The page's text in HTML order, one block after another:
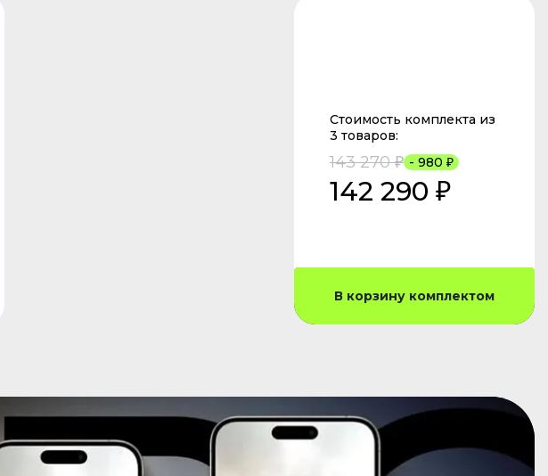
Стоимость комплекта из
3 товаров:
143 270 ₽ - 980 ₽
142 290 ₽
В корзину комплектом